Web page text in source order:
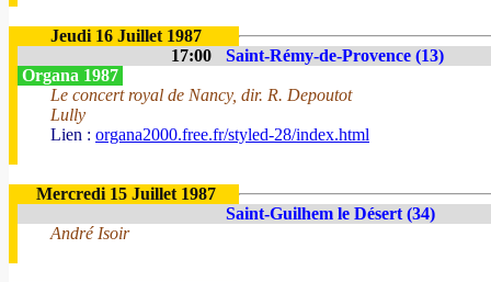
Jeudi 16 Juillet 1987
17:00
Saint-Rémy-de-Provence (13)
Organa 1987
Le concert royal de Nancy, dir. R. Depoutot
Lully
Lien : organa2000.free.fr/styled-28/index.html
Mercredi 15 Juillet 1987
Saint-Guilhem le Désert (34)
André Isoir